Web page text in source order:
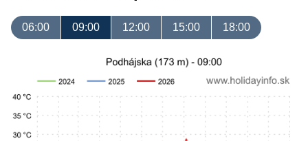
06:00 09:00 12:00 15:00 18:00